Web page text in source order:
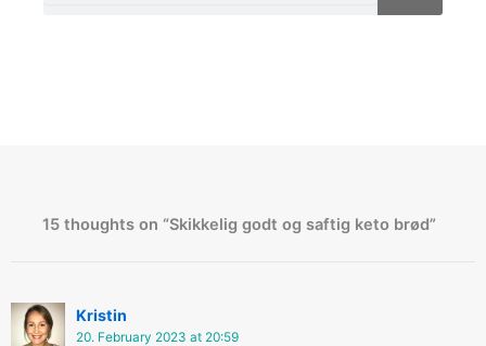
15 thoughts on “Skikkelig godt og saftig keto brød”
Kristin
20. February 2023 at 20:59